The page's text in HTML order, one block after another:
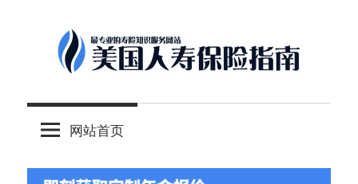
content
美
最
网站首页